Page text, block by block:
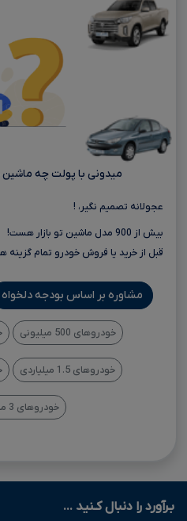
میدونی با پولت چه
عجولانه تصمیم نگیر، !
بیش از 900 مدل ماشین تو بازار هست!
قبل از خرید یا فروش خودرو تمام
مشاوره بر اساس بودجه دلخواه
خودروهای 500 میلیونی
خودروهای 1.5 میلیاردی
خودروهای 3 میلیاردی
بـرآورد را دنبال کـنید ...